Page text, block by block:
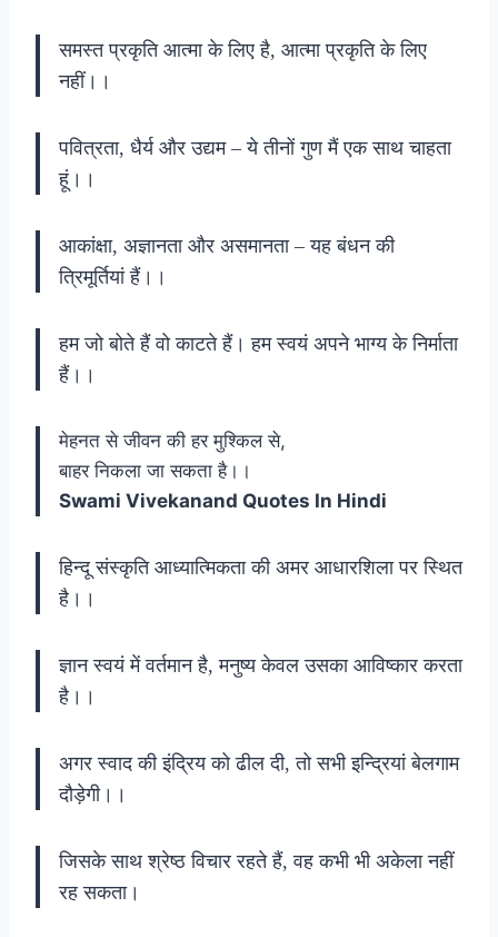
समस्त प्रकृति आत्मा के लिए है, आत्मा प्रकृति के लिए
नहीं।।
पवित्रता, धैर्य और उद्यम – ये तीनों गुण मैं एक साथ चाहता
हूं।‌।
आकांक्षा, अज्ञानता और असमानता – यह बंधन की
त्रिमूर्तियां हैं।‌।
हम जो बोते हैं वो काटते हैं। हम स्वयं अपने भाग्य के निर्माता
हैं।।
मेहनत से जीवन की हर मुश्किल से,
बाहर निकला जा सकता है।।
Swami Vivekanand Quotes In Hindi
हिन्दू संस्कृति आध्यात्मिकता की अमर आधारशिला पर स्थित
है।।
ज्ञान स्वयं में वर्तमान है, मनुष्य केवल उसका आविष्कार करता
है।।
अगर स्वाद की इंद्रिय को ढील दी, तो सभी इन्द्रियां बेलगाम
दौड़ेगी।।
जिसके साथ श्रेष्ठ विचार रहते हैं, वह कभी भी अकेला नहीं
रह सकता।